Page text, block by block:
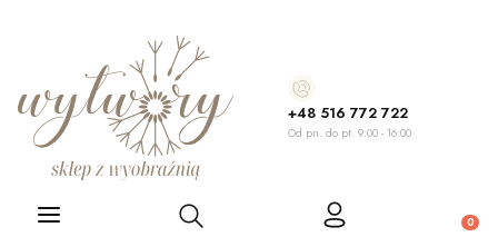
+48 516 772 722
Od pn. do pt. 9:00 - 16:00
Otwórz wyszukiwarkę